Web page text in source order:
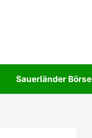
Sauerländer Börse